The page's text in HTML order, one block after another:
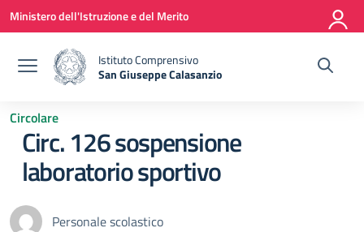
Vai ai contenuti
Vai al menu di navigazione
Vai al footer
Ministero dell'Istruzione e del Merito
Istituto Comprensivo
San Giuseppe Calasanzio
Circolare
Circ. 126 sospensione
laboratorio sportivo
Personale scolastico